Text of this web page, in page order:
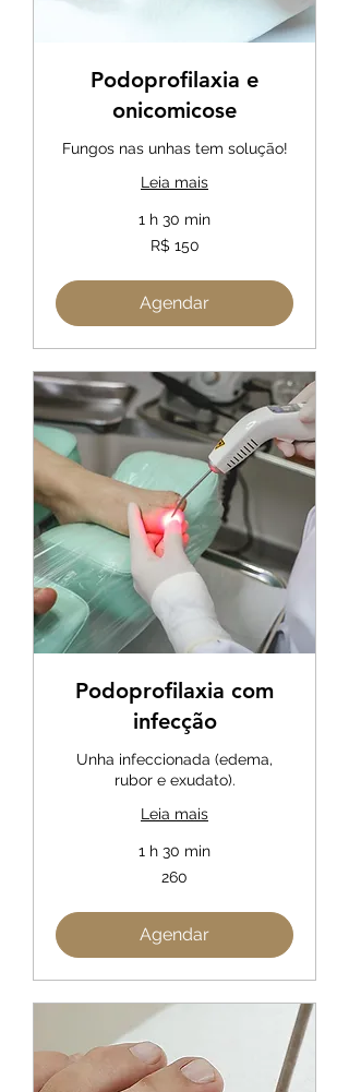
Podoprofilaxia e
onicomicose
Fungos nas unhas tem solução!
Leia mais
1 h 30 min
R$ 150
Agendar
Podoprofilaxia com
infecção
Unha infeccionada (edema,
rubor e exudato).
Leia mais
1 h 30 min
260
Agendar